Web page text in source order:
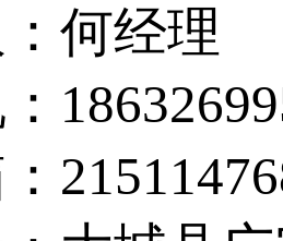
何经理